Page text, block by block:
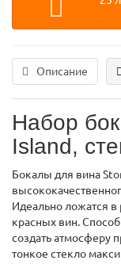
Описание
Набор
Island,
Бокалы для вина
Идеально ложатся в
красных вин.
создать атмосферу
тонкое стекло